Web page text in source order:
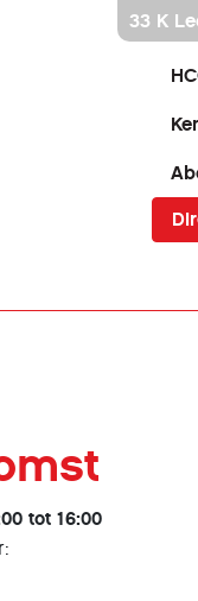
33 K
tot 16:00